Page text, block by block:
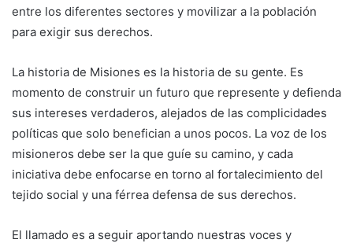
entre los diferentes sectores y movilizar a la población
para exigir sus derechos.
La historia de Misiones es la historia de su gente. Es
momento de construir un futuro que represente y defienda
sus intereses verdaderos, alejados de las complicidades
políticas que solo benefician a unos pocos. La voz de los
misioneros debe ser la que guíe su camino, y cada
iniciativa debe enfocarse en torno al fortalecimiento del
tejido social y una férrea defensa de sus derechos.
El llamado es a seguir aportando nuestras voces y